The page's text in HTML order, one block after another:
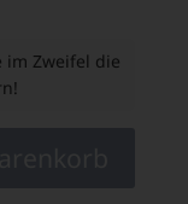
im Zweifel die